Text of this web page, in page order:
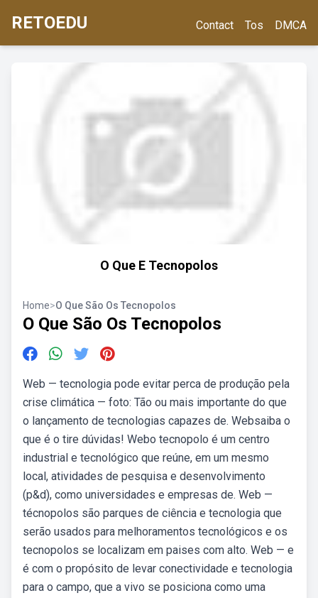
RETOEDU Contact Tos DMCA
O Que E Tecnopolos
Home>O Que São Os Tecnopolos
O Que São Os Tecnopolos
Web — tecnologia pode evitar perca de produção pela
crise climática — foto: Tão ou mais importante do que
o lançamento de tecnologias capazes de. Websaiba o
que é o tire dúvidas! Webo tecnopolo é um centro
industrial e tecnológico que reúne, em um mesmo
local, atividades de pesquisa e desenvolvimento
(p&d), como universidades e empresas de. Web —
técnopolos são parques de ciência e tecnologia que
serão usados para melhoramentos tecnológicos e os
tecnopolos se localizam em paises com alto. Web — e
é com o propósito de levar conectividade e tecnologia
para o campo, que a vivo se posiciona como uma